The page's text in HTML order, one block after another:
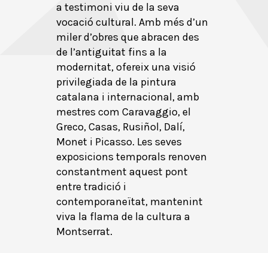
a testimoni viu de la seva
vocació cultural. Amb més d’un
miler d’obres que abracen des
de l’antiguitat fins a la
modernitat, ofereix una visió
privilegiada de la pintura
catalana i internacional, amb
mestres com Caravaggio, el
Greco, Casas, Rusiñol, Dalí,
Monet i Picasso. Les seves
exposicions temporals renoven
constantment aquest pont
entre tradició i
contemporaneïtat, mantenint
viva la flama de la cultura a
Montserrat.